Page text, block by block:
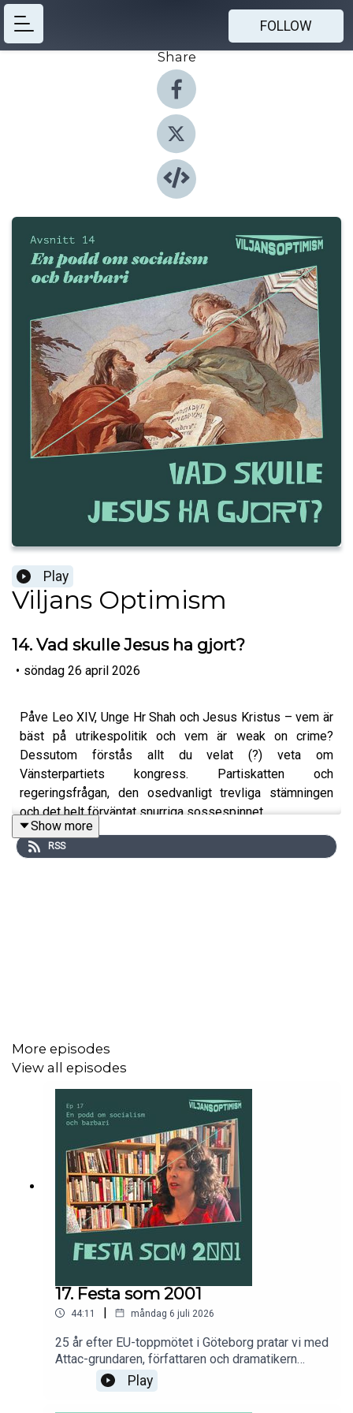
FOLLOW
Share
Play
Viljans Optimism
14. Vad skulle Jesus ha gjort?
• söndag 26 april 2026
Påve Leo XIV, Unge Hr Shah och Jesus Kristus – vem är
bäst på utrikespolitik och vem är weak on crime?
Dessutom förstås allt du velat (?) veta om
Vänsterpartiets kongress. Partiskatten och
regeringsfrågan, den osedvanligt trevliga stämningen
och det helt förväntat snurriga sossespinnet.
Show more
RSS
More episodes
View all episodes
17. Festa som 2001
44:11 | måndag 6 juli 2026
25 år efter EU-toppmötet i Göteborg pratar vi med
Attac-grundaren, författaren och dramatikern
America Vera Zavala. Utifrån hennes nya bok
Fiesta - memoarer från upprorets tid diskuterar vi
den globala rättviserörelsen, organisering,
Play